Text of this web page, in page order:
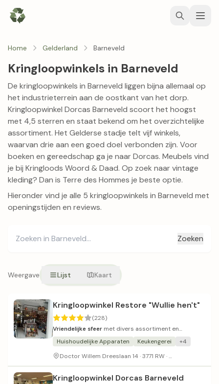
Home Gelderland Barneveld
Kringloopwinkels in Barneveld
De kringloopwinkels in Barneveld liggen bijna allemaal op
het industrieterrein aan de oostkant van het dorp.
Kringloopwinkel Dorcas Barneveld scoort het hoogst
met 4,5 sterren en staat bekend om het overzichtelijke
assortiment. Het Gelderse stadje telt vijf winkels,
waarvan drie aan een goed doel verbonden zijn. Voor
boeken en gereedschap ga je naar Dorcas. Meubels vind
je bij Kringloods Woord & Daad. Op zoek naar vintage
kleding? Dan is Terre des Hommes je beste optie.
Hieronder vind je alle 5 kringloopwinkels in Barneveld met
openingstijden en reviews.
Zoeken
Weergave Lijst Kaart
Kringloopwinkel Restore "Wullie hen't"
(228)
Vriendelijke sfeer met divers assortiment en
voldoende parkeergelegenheid.
Huishoudelijke Apparaten Keukengerei
+4
Doctor Willem Dreeslaan 14 · 3771 RW ·
Kringloopwinkel Dorcas Barneveld